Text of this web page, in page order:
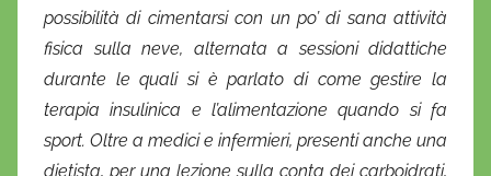
possibilità di cimentarsi con un po’ di sana attività
fisica sulla neve, alternata a sessioni didattiche
durante le quali si è parlato di come gestire la
terapia insulinica e l’alimentazione quando si fa
sport. Oltre a medici e infermieri, presenti anche una
dietista, per una lezione sulla conta dei carboidrati,